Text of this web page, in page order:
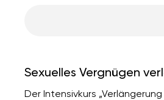
Sexuelles Vergnügen
Der Intensivkurs